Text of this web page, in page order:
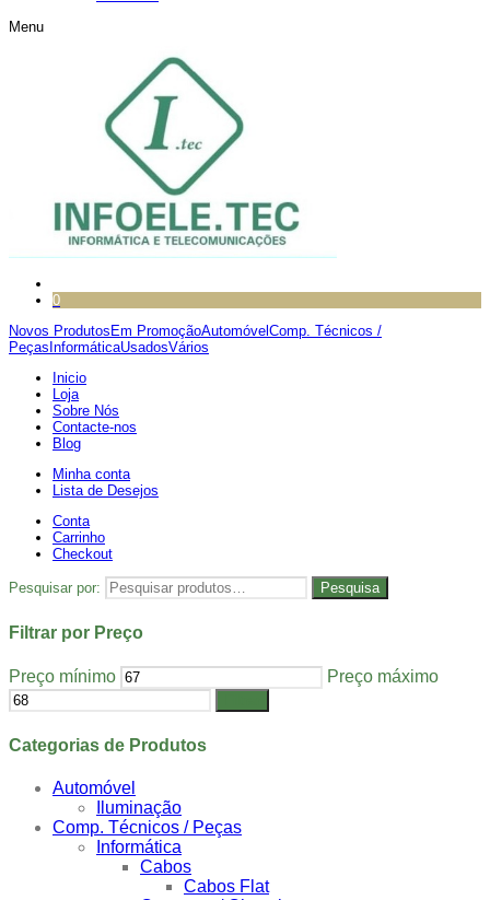
Menu
0
Novos Produtos Em PromoçãoAutomóvel Comp. Técnicos /
Peças InformáticaUsadosVários
Inicio
Loja
Sobre Nós
Contacte-nos
Blog
Minha conta
Lista de Desejos
Conta
Carrinho
Checkout
Pesquisar por: Pesquisa
Filtrar por Preço
Preço mínimo Preço máximo
Categorias de Produtos
Automóvel
Iluminação
Comp. Técnicos / Peças
Informática
Cabos
Cabos Flat